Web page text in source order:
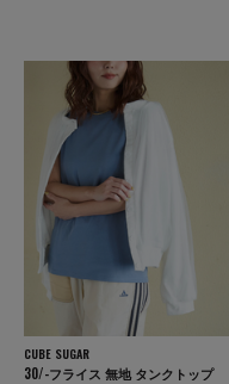
CUBE SUGAR
30/-フライス 無地 タンクトップ